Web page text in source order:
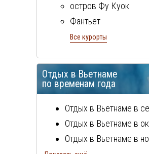
остров Фу Куок
Фантьет
Халонг
Хуэ
Все курорты
Отдых в Вьетнаме
по временам года
Отдых в Вьетнаме в
Отдых в Вьетнаме в
Отдых в Вьетнаме в